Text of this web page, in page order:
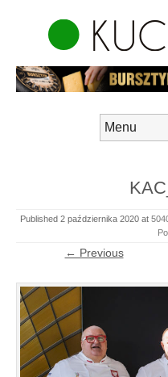
Published 2 października 2020at
← Previous